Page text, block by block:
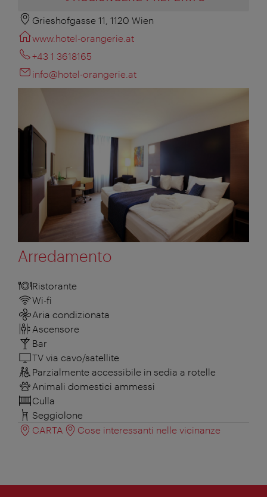
Grieshofgasse 11, 1120 Wien
www.hotel-orangerie.at
+43 1 3618165
info@hotel-orangerie.at
Arredamento
Ristorante
Wi-fi
Aria condizionata
Ascensore
Bar
TV via cavo/satellite
Parzialmente accessibile in sedia a rotelle
Animali domestici ammessi
Culla
Seggiolone
CARTA
Cose interessanti nelle vicinanze